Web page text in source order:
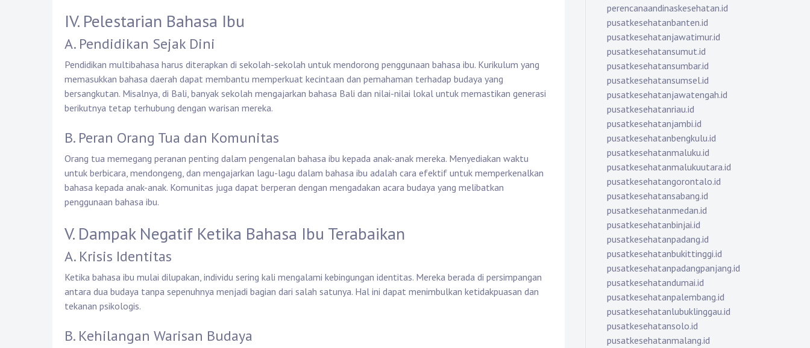
IV. Pelestarian Bahasa Ibu
A. Pendidikan Sejak Dini
Pendidikan multibahasa harus diterapkan di sekolah-sekolah untuk mendorong penggunaan bahasa ibu. Kurikulum yang
memasukkan bahasa daerah dapat membantu memperkuat kecintaan dan pemahaman terhadap budaya yang
bersangkutan. Misalnya, di Bali, banyak sekolah mengajarkan bahasa Bali dan nilai-nilai lokal untuk memastikan generasi
berikutnya tetap terhubung dengan warisan mereka.
B. Peran Orang Tua dan Komunitas
Orang tua memegang peranan penting dalam pengenalan bahasa ibu kepada anak-anak mereka. Menyediakan waktu
untuk berbicara, mendongeng, dan mengajarkan lagu-lagu dalam bahasa ibu adalah cara efektif untuk memperkenalkan
bahasa kepada anak-anak. Komunitas juga dapat berperan dengan mengadakan acara budaya yang melibatkan
penggunaan bahasa ibu.
V. Dampak Negatif Ketika Bahasa Ibu Terabaikan
A. Krisis Identitas
Ketika bahasa ibu mulai dilupakan, individu sering kali mengalami kebingungan identitas. Mereka berada di persimpangan
antara dua budaya tanpa sepenuhnya menjadi bagian dari salah satunya. Hal ini dapat menimbulkan ketidakpuasan dan
tekanan psikologis.
B. Kehilangan Warisan Budaya
perencanaandinaskesehatan.id
pusatkesehatanbanten.id
pusatkesehatanjawatimur.id
pusatkesehatansumut.id
pusatkesehatansumbar.id
pusatkesehatansumsel.id
pusatkesehatanjawatengah.id
pusatkesehatanriau.id
pusatkesehatanjambi.id
pusatkesehatanbengkulu.id
pusatkesehatanmaluku.id
pusatkesehatanmalukuutara.id
pusatkesehatangorontalo.id
pusatkesehatansabang.id
pusatkesehatanmedan.id
pusatkesehatanbinjai.id
pusatkesehatanpadang.id
pusatkesehatanbukittinggi.id
pusatkesehatanpadangpanjang.id
pusatkesehatandumai.id
pusatkesehatanpalembang.id
pusatkesehatanlubuklinggau.id
pusatkesehatansolo.id
pusatkesehatanmalang.id